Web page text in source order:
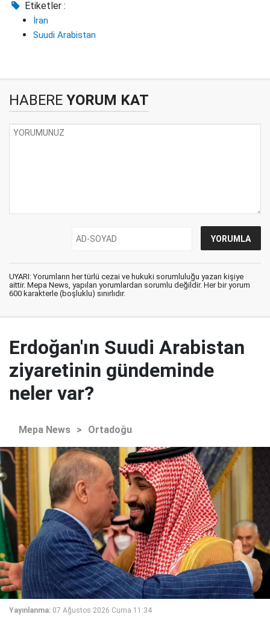
Etiketler :
İran
Suudi Arabistan
HABERE YORUM KAT
UYARI: Yorumların her türlü cezai ve hukuki sorumluluğu yazan kişiye
aittir. Mepa News, yapılan yorumlardan sorumlu değildir. Her bir yorum
600 karakterle (boşluklu) sınırlıdır.
Erdoğan'ın Suudi Arabistan
ziyaretinin gündeminde
neler var?
Mepa News > Ortadoğu
Yayınlanma: 07 Ağustos 2026 Cuma 11:34